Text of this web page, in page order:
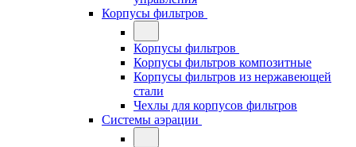
Корпусы фильтров
Корпусы фильтров
Корпусы фильтров композитные
Корпусы фильтров из нержавеющей
стали
Чехлы для корпусов фильтров
Системы аэрации